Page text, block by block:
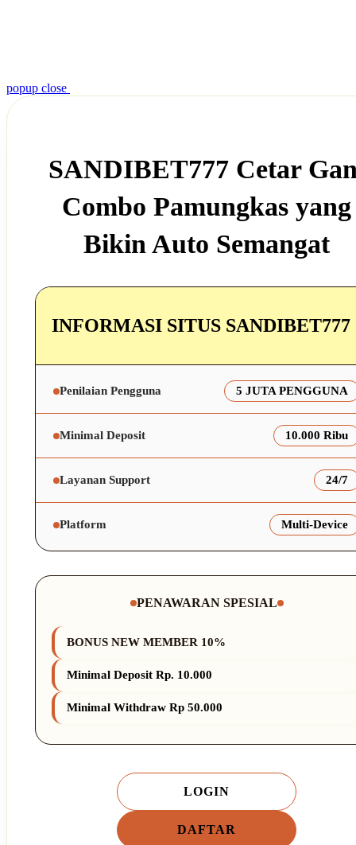
popup close
SANDIBET777 Cetar
Combo Pamungkas yang
Bikin Auto Semangat
INFORMASI SITUS SANDIBET777
Penilaian Pengguna 5 JUTA PENGGUNA
Minimal Deposit 10.000 Ribu
Layanan Support 24/7
Platform Multi-Device
PENAWARAN SPESIAL
BONUS NEW MEMBER 10%
Minimal Deposit Rp. 10.000
Minimal Withdraw Rp 50.000
LOGIN
DAFTAR